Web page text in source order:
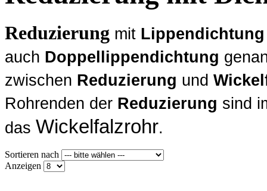
Reduzierung mit Lippendichtung
auch Doppellippendichtung
zwischen Reduzierung und
Rohrenden der Reduzierung sind
das Wickelfalzrohr.
Sortieren nach
Anzeigen